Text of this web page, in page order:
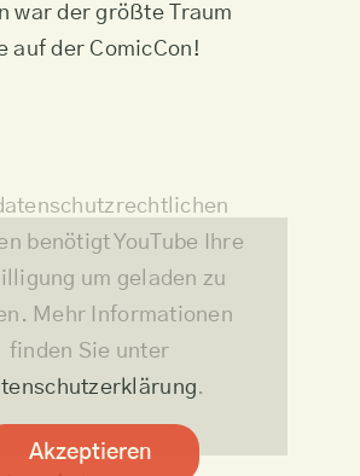
war der größte Traum
auf der ComicCon!
benötigt YouTube Ihre
um geladen zu
Mehr Informationen
finden Sie unter
.
Akzeptieren